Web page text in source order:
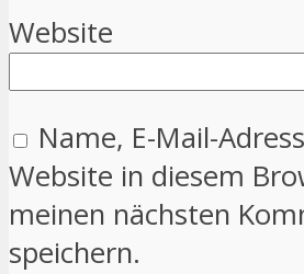
Website
Name, E-Mail-
Website in diesem
meinen nächsten
speichern.